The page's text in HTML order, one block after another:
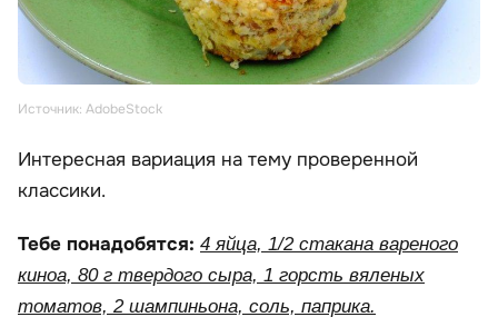
Источник: AdobeStock
Интересная вариация на тему проверенной
классики.
Тебе понадобятся: 4 яйца, 1/2 стакана вареного
киноа, 80 г твердого сыра, 1 горсть вяленых
томатов, 2 шампиньона, соль, паприка.